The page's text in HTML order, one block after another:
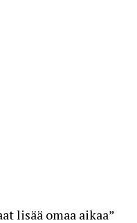
lisää omaa aikaa”